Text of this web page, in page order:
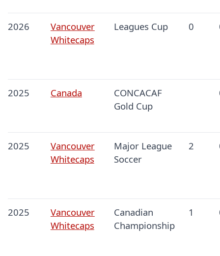
2026
Vancouver
Whitecaps
Leagues Cup 0
2025 Canada
CONCACAF
Gold Cup
2025
Vancouver
Whitecaps
Major League
Soccer
2
2025
Vancouver
Whitecaps
Canadian
Championship
1